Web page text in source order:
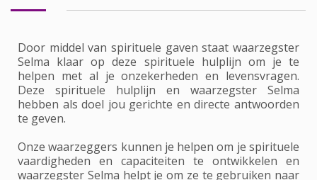
Door middel van spirituele gaven staat waarzegster
Selma klaar op deze spirituele hulplijn om je te
helpen met al je onzekerheden en levensvragen.
Deze spirituele hulplijn en waarzegster Selma
hebben als doel jou gerichte en directe antwoorden
te geven.
Onze waarzeggers kunnen je helpen om je spirituele
vaardigheden en capaciteiten te ontwikkelen en
waarzegster Selma helpt je om ze te gebruiken naar